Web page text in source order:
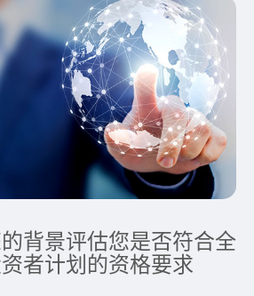
背景评估您是否符合全
者计划的资格要求